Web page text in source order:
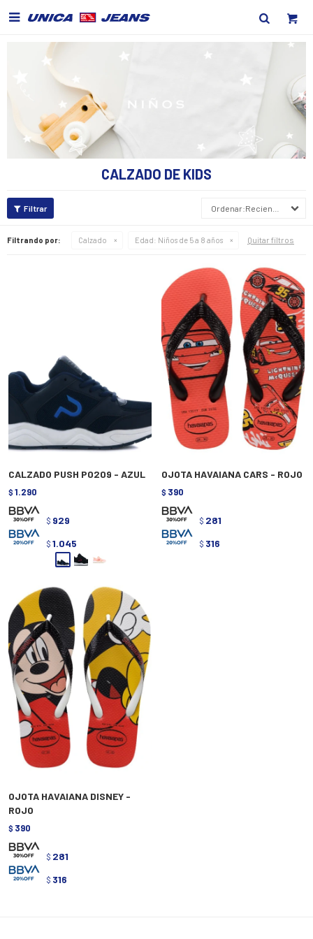

CALZADO DE KIDS
Recientes
Filtrando por: Calzado Edad: Niños de 5 a 8 años Quitar filtros
CALZADO PUSH P0209 - AZUL
$ 1.290
$ 929
$ 1.045
OJOTA HAVAIANA CARS - ROJO
$ 390
$ 281
$ 316
OJOTA HAVAIANA DISNEY -
ROJO
$ 390
$ 281
$ 316